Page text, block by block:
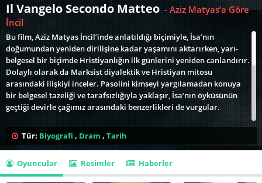
Il Vangelo Secondo Matteo - Aziz Matyas’a Göre
İncil
Bu film, Aziz Matyas İncil’inde anlatıldığı biçimiyle, İsa’nın
doğumundan yeniden dirilişine kadar yaşamını aktarırken, yarı-
belgesel bir biçimde Hristiyanlığın ilk günlerini yeniden canlandırır.
Dolaylı olarak da Marksist diyalektik ve Hristiyan mitosu
arasındaki ilişkiyi inceler. Pasolini kimseyi yargılamadan konuya
bir belgesel tazeliği ve tarafsızlığıyla yaklaşır, İsa’nın öyküsünün
geçtiği devirle çağımız arasındaki benzerlikleri de vurgular.
Bir Pasolini eseri olarak biraz da kaçınılmaz bir şekilde, sinema
tarihinin en tartışmalı filmlerinden biridir. Tarihte senaryosunu
tamamen bire bir (Matta) İncil’den alan ilk ve tek filmdir. Gösterime
girmesiyle beraber Vatikan’ı ortadan ikiye bölmüştür. Şöyle ki, sol
Katolikler filmi beğenirken, sağ Katolikler büyük tepki vermişlerdir.
Tür: Biyografi , Dram , Tarih
Oyuncular Resimler Haberler